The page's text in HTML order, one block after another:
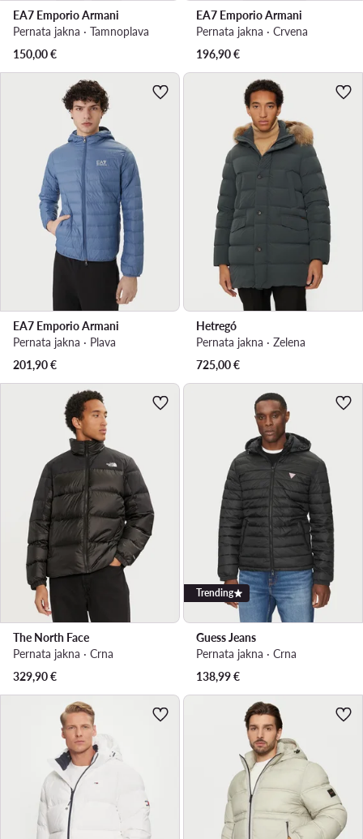
EA7 Emporio Armani
Pernata jakna · Tamnoplava
150,00€
EA7 Emporio Armani
Pernata jakna · Crvena
196,90€
EA7 Emporio Armani
Pernata jakna · Plava
201,90€
Hetregó
Pernata jakna · Zelena
725,00€
The North Face
Pernata jakna · Crna
329,90€
Trending
Guess Jeans
Pernata jakna · Crna
138,99€